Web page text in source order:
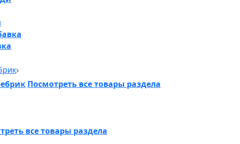
Посмотреть все товары раздела
все товары раздела